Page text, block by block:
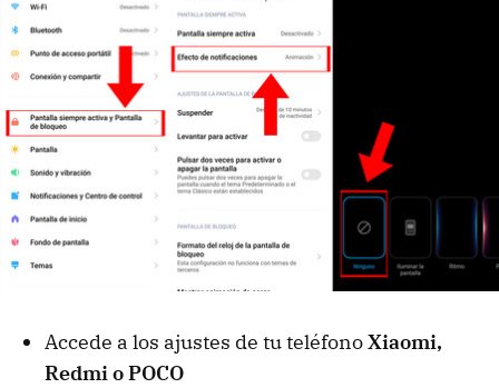
Accede a los ajustes de tu teléfonoXiaomi,
Redmi o POCO